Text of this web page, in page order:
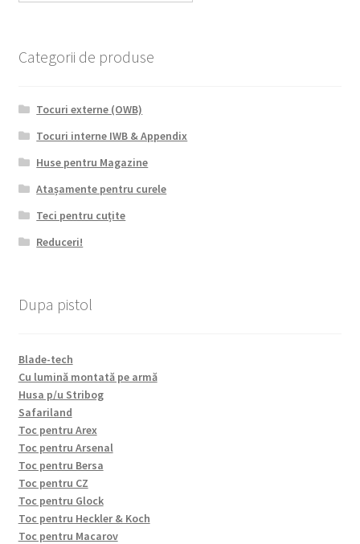
Categorii de produse
Tocuri externe (OWB)
Tocuri interne IWB & Appendix
Huse pentru Magazine
Atașamente pentru curele
Teci pentru cuțite
Reduceri!
Dupa pistol
Blade-tech
Cu lumină montată pe armă
Husa p/u Stribog
Safariland
Toc pentru Arex
Toc pentru Arsenal
Toc pentru Bersa
Toc pentru CZ
Toc pentru Glock
Toc pentru Heckler & Koch
Toc pentru Macarov